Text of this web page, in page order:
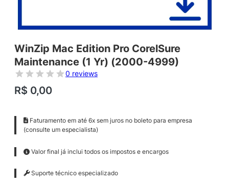
WinZip Mac Edition Pro CorelSure
Maintenance (1 Yr) (2000-4999)
0 reviews
R$ 0,00
Faturamento em até 6x sem juros no boleto para empresa
(consulte um especialista)
Valor final já inclui todos os impostos e encargos
Suporte técnico especializado